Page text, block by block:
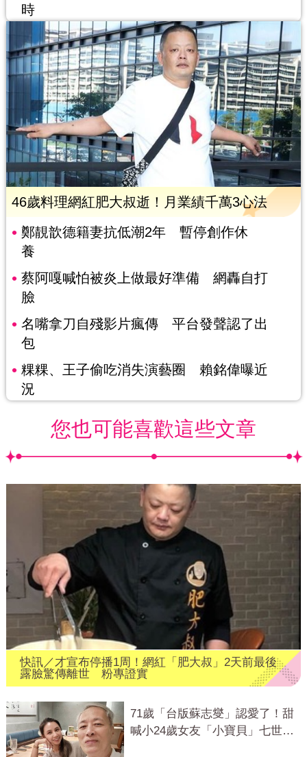
時
46歲料理網紅肥大叔逝！月業績千萬3心法
鄭靚歆德籍妻抗低潮2年 暫停創作休
養
蔡阿嘎喊怕被炎上做最好準備 網轟自打
臉
名嘴拿刀自殘影片瘋傳 平台發聲認了出
包
粿粿、王子偷吃消失演藝圈 賴銘偉曝近
況
您也可能喜歡這些文章
快訊／才宣布停播1周！網紅「肥大叔」2天前最後
露臉驚傳離世 粉專證實
71歲「台版蘇志燮」認愛了！甜
喊小24歲女友「小寶貝」七世情